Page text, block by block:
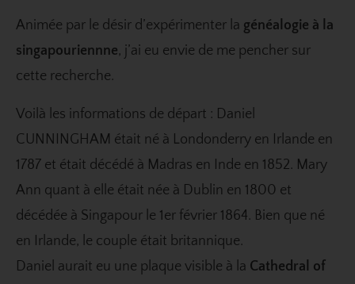
Animée par le désir d’expérimenter la généalogie à la
singapouriennne, j’ai eu envie de me pencher sur
cette recherche.
Voilà les informations de départ : Daniel
CUNNINGHAM était né à Londonderry en Irlande en
1787 et était décédé à Madras en Inde en 1852. Mary
Ann quant à elle était née à Dublin en 1800 et
décédée à Singapour le 1er février 1864. Bien que né
en Irlande, le couple était britannique.
Daniel aurait eu une plaque visible à la Cathedral of